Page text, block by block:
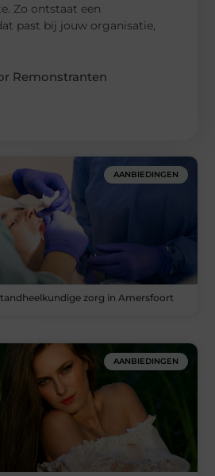
Zo ontstaat een
past bij jouw organisatie,
Remonstranten
AANBIEDINGEN
zorg in Amersfoort
AANBIEDINGEN